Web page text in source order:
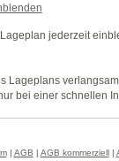
jederzeit
Lageplans
bei einer schnellen
| AGB | AGB kommerziell|